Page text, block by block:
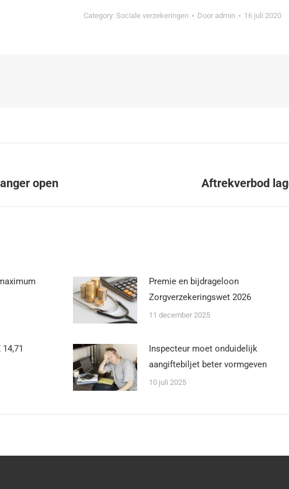
Category: Sociale verzekeringen Door admin 16 juli 2020
open Aftrekverbod
Premie en bijdrageloon
Zorgverzekeringswet 2026
11 december 2025
Inspecteur moet onduidelijk
aangiftebiljet beter vormgeven
10 juli 2025